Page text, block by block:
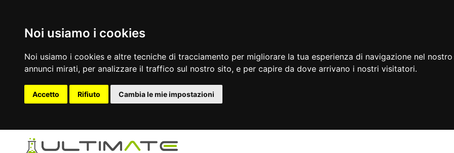
Noi usiamo i cookies
Noi usiamo i cookies e altre tecniche di tracciamento per migliorare la tua esperienza di navigazione nel
annunci mirati, per analizzare il traffico sul nostro sito, e per capire da dove arrivano i nostri visitatori.
Accetto Rifiuto Cambia le mie impostazioni